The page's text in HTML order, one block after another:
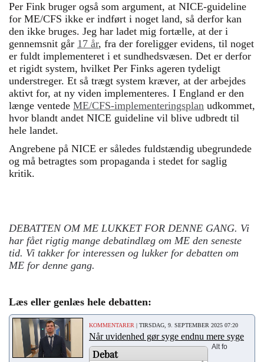
Per Fink bruger også som argument, at NICE-guideline
for ME/CFS ikke er indført i noget land, så derfor kan
den ikke bruges. Jeg har ladet mig fortælle, at der i
gennemsnit går 17 år, fra der foreligger evidens, til noget
er fuldt implementeret i et sundhedsvæsen. Det er derfor
et rigidt system, hvilket Per Finks ageren tydeligt
understreger. Et så trægt system kræver, at der arbejdes
aktivt for, at ny viden implementeres. I England er den
længe ventede ME/CFS-implementeringsplan udkommet,
hvor blandt andet NICE guideline vil blive udbredt til
hele landet.
Angrebene på NICE er således fuldstændig ubegrundede
og må betragtes som propaganda i stedet for saglig
kritik.
DEBATTEN OM ME LUKKET FOR DENNE GANG. Vi
har fået rigtig mange debatindlæg om ME den seneste
tid. Vi takker for interessen og lukker for debatten om
ME for denne gang.
Læs eller genlæs hele debatten:
KOMMENTARER | TIRSDAG, 9. SEPTEMBER 2025 07:20
Når uvidenhed gør syge endnu mere syge
Debat
Alt fo